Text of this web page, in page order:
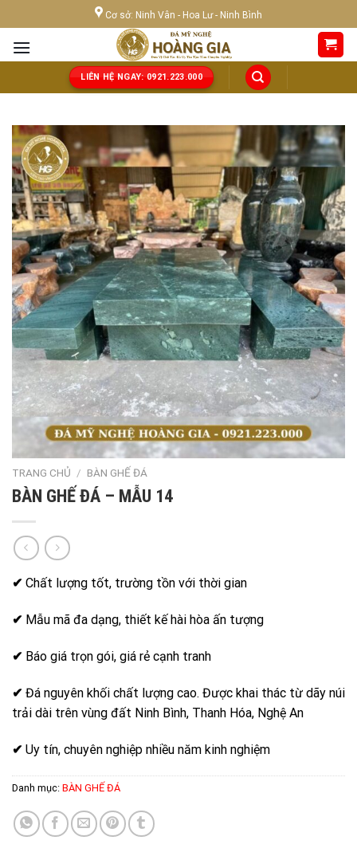
to
content
Cơ sở: Ninh Vân - Hoa Lư - Ninh Bình
LIÊN HỆ NGAY: 0921.223.000
TRANG CHỦ / BÀN GHẾ ĐÁ
BÀN GHẾ ĐÁ – MẪU 14
✔ Chất lượng tốt, trường tồn với thời gian
✔ Mẫu mã đa dạng, thiết kế hài hòa ấn tượng
✔ Báo giá trọn gói, giá rẻ cạnh tranh
✔ Đá nguyên khối chất lượng cao. Được khai thác từ dãy núi
trải dài trên vùng đất Ninh Bình, Thanh Hóa, Nghệ An
✔ Uy tín, chuyên nghiệp nhiều năm kinh nghiệm
Danh mục: BÀN GHẾ ĐÁ